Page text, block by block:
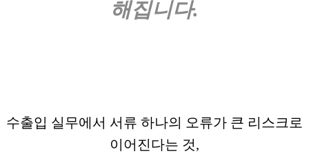
해집니다.
수출입 실무에서 서류 하나의 오류가 큰 리스크로
이어진다는 것,